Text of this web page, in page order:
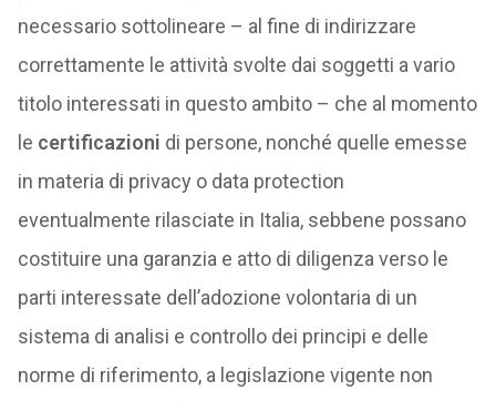
necessario sottolineare – al fine di indirizzare
correttamente le attività svolte dai soggetti a vario
titolo interessati in questo ambito – che al momento
le certificazioni di persone, nonché quelle emesse
in materia di privacy o data protection
eventualmente rilasciate in Italia, sebbene possano
costituire una garanzia e atto di diligenza verso le
parti interessate dell’adozione volontaria di un
sistema di analisi e controllo dei principi e delle
norme di riferimento, a legislazione vigente non